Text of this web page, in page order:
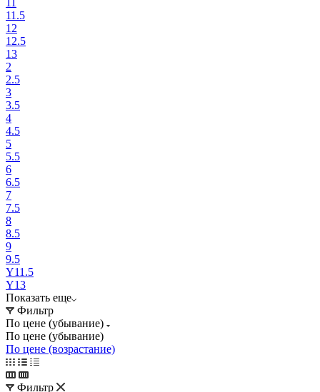
11.5
12
12.5
13
2
2.5
3
3.5
4
4.5
5
5.5
6
6.5
7
7.5
8
8.5
9
9.5
Y11.5
Y13
Показать еще
Фильтр
По цене (убывание)
По цене (убывание)
По цене (возрастание)
Фильтр